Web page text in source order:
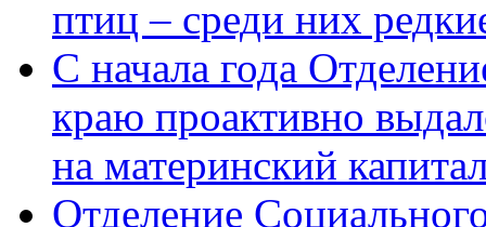
птиц – среди них
С начала года
краю проактивно
на материнский
Отделение